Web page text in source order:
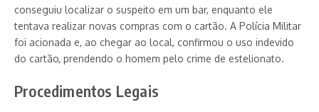
conseguiu localizar o suspeito em um bar, enquanto ele
tentava realizar novas compras com o cartão. A Polícia Militar
foi acionada e, ao chegar ao local, confirmou o uso indevido
do cartão, prendendo o homem pelo crime de estelionato.
Procedimentos Legais